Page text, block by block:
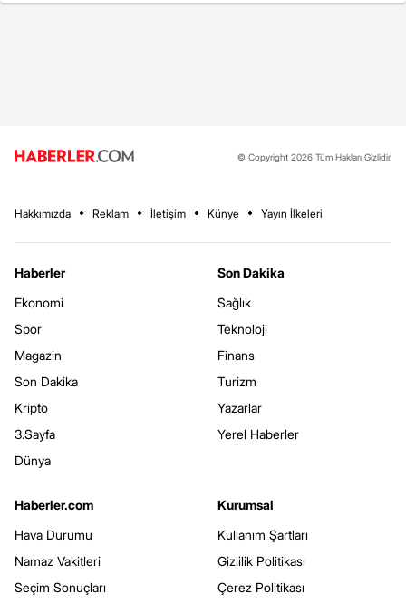
© Copyright 2026 Tüm Hakları Gizlidir.
Hakkımızda Reklam İletişim Künye Yayın İlkeleri
Haberler
Ekonomi
Spor
Magazin
Son Dakika
Kripto
3.Sayfa
Dünya
Son Dakika
Sağlık
Teknoloji
Finans
Turizm
Yazarlar
Yerel Haberler
Haberler.com
Hava Durumu
Namaz Vakitleri
Seçim Sonuçları
Kurumsal
Kullanım Şartları
Gizlilik Politikası
Çerez Politikası